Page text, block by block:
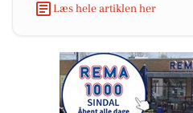
Læs hele artiklen her